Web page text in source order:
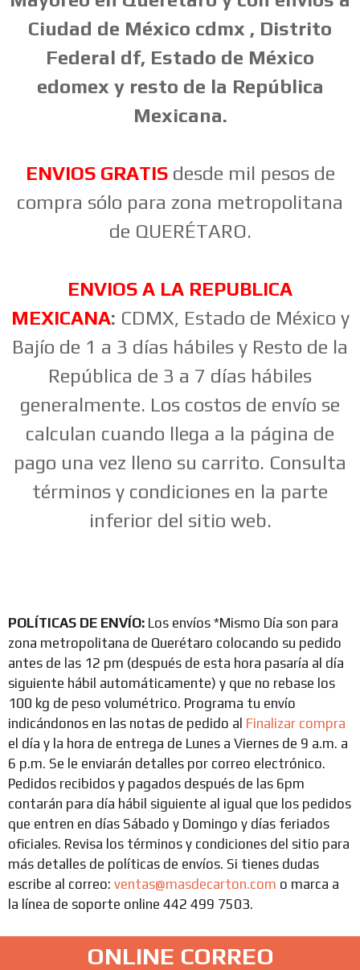
Ciudad de México cdmx , Distrito
Federal df, Estado de México
edomex y resto de la República
Mexicana.
ENVIOS GRATISdesde mil pesos de
compra sólo para zona metropolitana
de QUERÉTARO.
ENVIOS A LA REPUBLICA
MEXICANA: CDMX, Estado de México y
Bajío de 1 a 3 días hábiles y Resto de la
República de 3 a 7 días hábiles
generalmente. Los costos de envío se
calculan cuando llega a la página de
pago una vez lleno su carrito. Consulta
términos y condiciones en la parte
inferior del sitio web.
POLÍTICAS DE ENVÍO: Los envíos *Mismo Día son para
zona metropolitana de Querétaro colocando su pedido
antes de las 12 pm (después de esta hora pasaría al día
siguiente hábil automáticamente) y que no rebase los
100 kg de peso volumétrico. Programa tu envío
indicándonos en las notas de pedido al Finalizar compra
el día y la hora de entrega de Lunes a Viernes de 9 a.m. a
6 p.m. Se le enviarán detalles por correo electrónico.
Pedidos recibidos y pagados después de las 6pm
contarán para día hábil siguiente al igual que los pedidos
que entren en días Sábado y Domingo y días feriados
oficiales. Revisa los términos y condiciones del sitio para
más detalles de políticas de envíos. Si tienes dudas
escribe al correo: ventas@masdecarton.com o marca a
la línea de soporte online 442 499 7503.
ONLINE CORREO